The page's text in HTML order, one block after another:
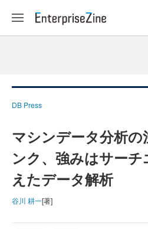
DB Press
マシンデータ分析の
ンク、強みはサー
えたデータ解析
谷川 耕一[著]